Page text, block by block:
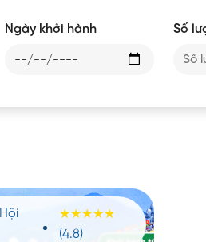
Ngày khởi hành Số
Hội
(4.8)